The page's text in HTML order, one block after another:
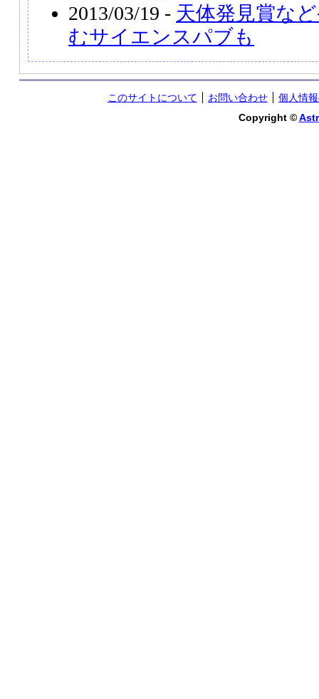
2013/03/19 - 天体発見賞な
むサイエンスパブも
このサイトについて お問い合わせ
個人情
Copyright ©